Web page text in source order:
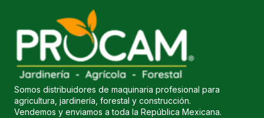
Somos distribuidores de maquinaria profesional para
agricultura, jardinería, forestal y construcción.
Vendemos y enviamos a toda la República Mexicana.